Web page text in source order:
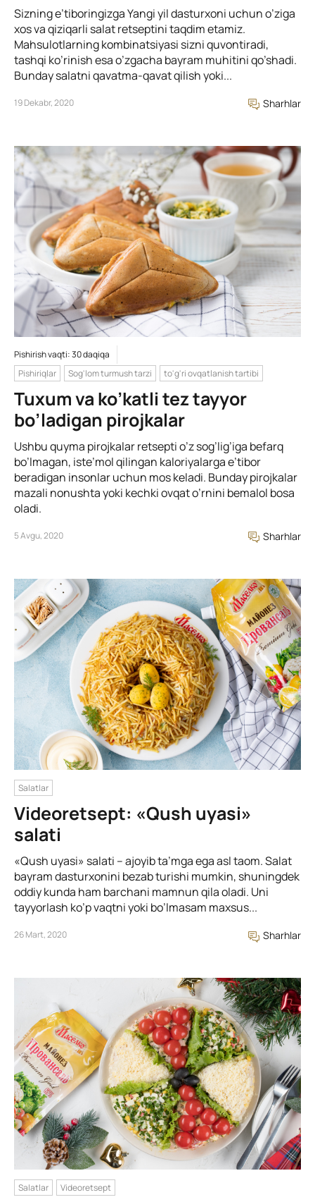
Sizning e’tiboringizga Yangi yil dasturxoni uchun o’ziga
xos va qiziqarli salat retseptini taqdim etamiz.
Mahsulotlarning kombinatsiyasi sizni quvontiradi,
tashqi ko’rinish esa o’zgacha bayram muhitini qo’shadi.
Bunday salatni qavatma-qavat qilish yoki...
19 Dekabr, 2020 Sharhlar
Pishirish vaqti: 30 daqiqa
Pishiriqlar
Sog'lom turmush tarzi to'g'ri ovqatlanish tartibi
Tuxum va ko’katli tez tayyor
bo’ladigan pirojkalar
Ushbu quyma pirojkalar retsepti o’z sog’lig’iga befarq
bo’lmagan, iste’mol qilingan kaloriyalarga e’tibor
beradigan insonlar uchun mos keladi. Bunday pirojkalar
mazali nonushta yoki kechki ovqat o’rnini bemalol bosa
oladi.
5 Avgu, 2020 Sharhlar
Salatlar
Videoretsept: «Qush uyasi»
salati
«Qush uyasi» salati – ajoyib ta’mga ega asl taom. Salat
bayram dasturxonini bezab turishi mumkin, shuningdek
oddiy kunda ham barchani mamnun qila oladi. Uni
tayyorlash ko’p vaqtni yoki bo’lmasam maxsus...
26 Mart, 2020 Sharhlar
Salatlar Videoretsept